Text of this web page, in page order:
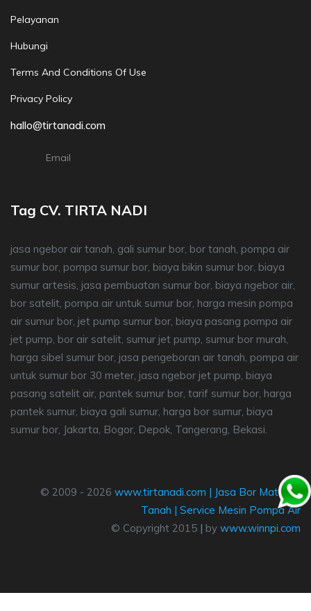
Pelayanan
Hubungi
Terms And Conditions Of Use
Privacy Policy
hallo@tirtanadi.com
Email
Tag CV. TIRTA NADI
jasa ngebor air tanah, gali sumur bor, bor tanah, pompa air
sumur bor, pompa sumur bor, biaya bikin sumur bor, biaya
sumur artesis, jasa pembuatan sumur bor, biaya ngebor air,
bor satelit, pompa air untuk sumur bor, harga mesin pompa
air sumur bor, jet pump sumur bor, biaya pasang pompa air
jet pump, bor air satelit, sumur jet pump, sumur bor murah,
harga sibel sumur bor, jasa pengeboran air tanah, pompa air
untuk sumur bor 30 meter, jasa ngebor jet pump, biaya
pasang satelit air, pantek sumur bor, tarif sumur bor, harga
pantek sumur, biaya gali sumur, harga bor sumur, biaya
sumur bor, Jakarta, Bogor, Depok, Tangerang, Bekasi.
© 2009 - 2026 www.tirtanadi.com | Jasa Bor Mata Air
Tanah | Service Mesin Pompa Air
© Copyright 2015 | by www.winnpi.com